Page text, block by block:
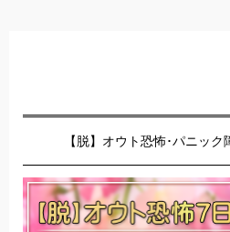
【脱】オウト恐怖･パニッ